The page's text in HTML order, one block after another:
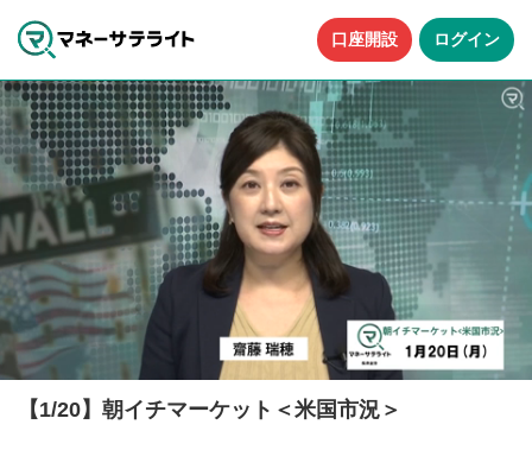
口座開設 ログイン
【1/20】朝イチマーケット＜米国市況＞